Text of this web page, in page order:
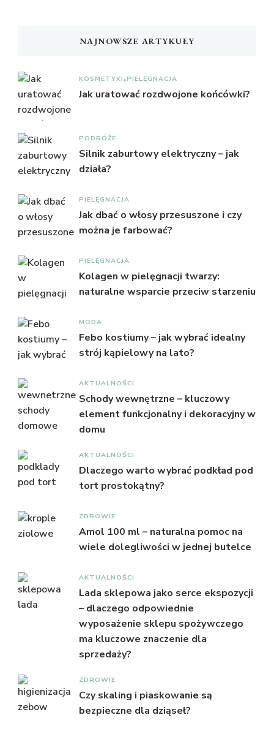
NAJNOWSZE ARTYKUŁY
KOSMETYKI PIELĘGNACJA
Jak uratować rozdwojone końcówki?
PODRÓŻE
Silnik zaburtowy elektryczny – jak
działa?
PIELĘGNACJA
Jak dbać o włosy przesuszone i czy
można je farbować?
PIELĘGNACJA
Kolagen w pielęgnacji twarzy:
naturalne wsparcie przeciw starzeniu
MODA
Febo kostiumy – jak wybrać idealny
strój kąpielowy na lato?
AKTUALNOŚCI
Schody wewnętrzne – kluczowy
element funkcjonalny i dekoracyjny w
domu
AKTUALNOŚCI
Dlaczego warto wybrać podkład pod
tort prostokątny?
ZDROWIE
Amol 100 ml – naturalna pomoc na
wiele dolegliwości w jednej butelce
AKTUALNOŚCI
Lada sklepowa jako serce ekspozycji
– dlaczego odpowiednie
wyposażenie sklepu spożywczego
ma kluczowe znaczenie dla
sprzedaży?
ZDROWIE
Czy skaling i piaskowanie są
bezpieczne dla dziąseł?